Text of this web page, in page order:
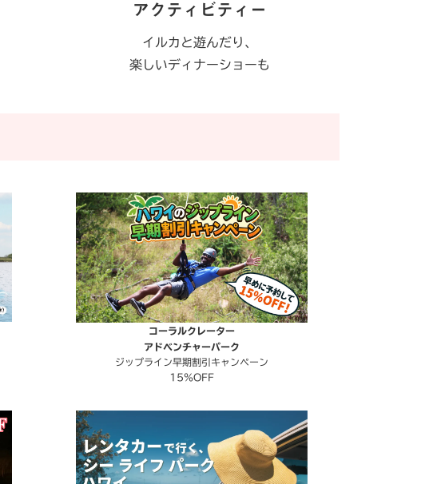
アクティビティー
イルカと遊んだり、
楽しいディナーショーも
コーラルクレーター
アドベンチャーパーク
ジップライン早期割引キャンペーン
15％OFF